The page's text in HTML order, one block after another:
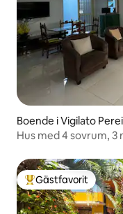
Boende i Vigilato
Hus med 4 sovrum,
Populär gästfavorit
Gästfavorit